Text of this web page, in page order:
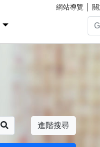
網站導覽
進階搜尋